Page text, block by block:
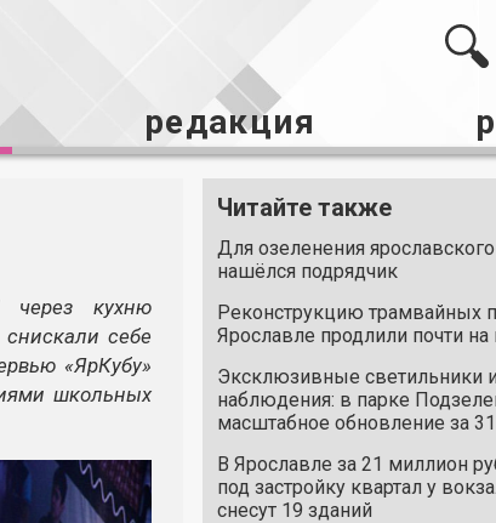
редакция
через кухню
себе
«ЯрКубу»
школьных
Читайте также
Для озеленения
нашёлся подрядчик
Реконструкцию трамвайных
Ярославле продлили почти на
Эксклюзивные светильники
наблюдения: в парке
масштабное обновление за
В Ярославле за 21 миллион
под застройку квартал у
снесут 19 зданий